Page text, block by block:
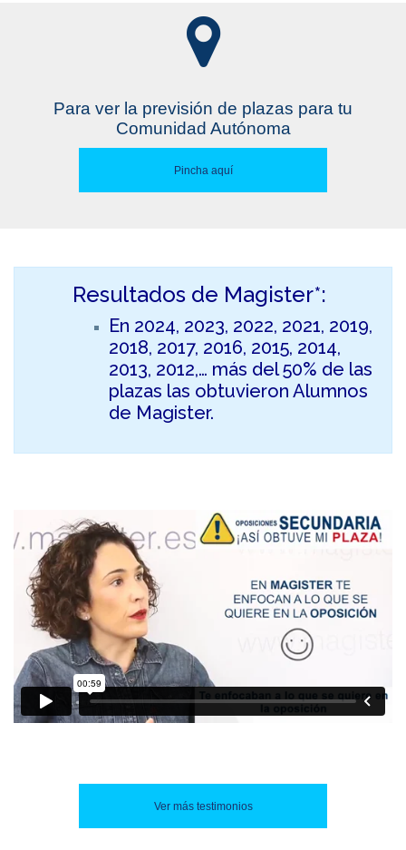
Para ver la previsión de plazas para tu
Comunidad Autónoma
Pincha aquí
Resultados de Magister*:
En 2024, 2023, 2022, 2021, 2019,
2018, 2017, 2016, 2015, 2014,
2013, 2012,… más del 50% de las
plazas las obtuvieron Alumnos
de Magister.
Ver más testimonios